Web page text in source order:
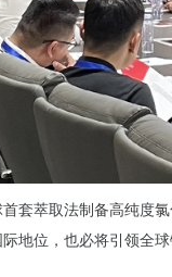
套萃取法制备高纯度
地位，也必将引领全